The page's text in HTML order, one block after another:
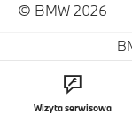
Wizyta serwisowa
© BMW 2026